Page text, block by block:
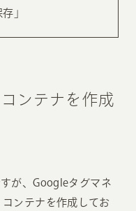
」
ンテナを作成
が、Googleタグマネ
ンテナを作成してお